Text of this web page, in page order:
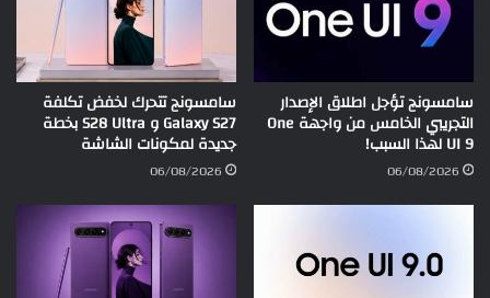
سامسونج تؤجل اطلاق الإصدار
التجريبي الخامس من واجهة One
UI 9 لهذا السبب!
06/08/2026
سامسونج تتحرك لخفض تكلفة
Galaxy S27 و S28 Ultra بخطة
جديدة لمكونات الشاشة
06/08/2026